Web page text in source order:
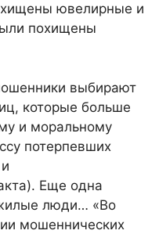
ювелирные и
похищены
выбирают
которые больше
и моральному
потерпевших
Еще одна
люди… «Во
мошеннических